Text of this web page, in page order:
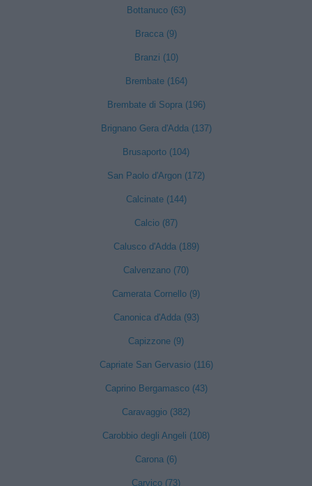
Bottanuco (63)
Bracca (9)
Branzi (10)
Brembate (164)
Brembate di Sopra (196)
Brignano Gera d'Adda (137)
Brusaporto (104)
San Paolo d'Argon (172)
Calcinate (144)
Calcio (87)
Calusco d'Adda (189)
Calvenzano (70)
Camerata Cornello (9)
Canonica d'Adda (93)
Capizzone (9)
Capriate San Gervasio (116)
Caprino Bergamasco (43)
Caravaggio (382)
Carobbio degli Angeli (108)
Carona (6)
Carvico (73)